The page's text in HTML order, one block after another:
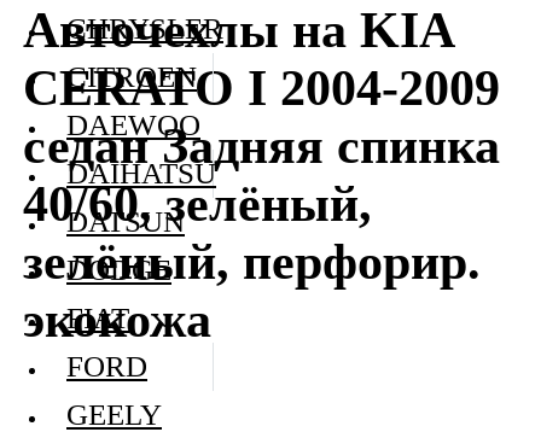
Авточехлы на KIA
CERATO I 2004-2009
седан Задняя спинка
40/60, зелёный,
зелёный, перфорир.
экокожа
CHRYSLER
CITROEN
DAEWOO
DAIHATSU
DATSUN
DODGE
FIAT
FORD
GEELY